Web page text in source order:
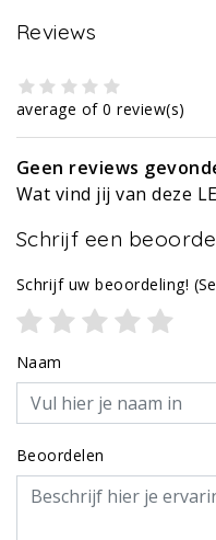
Reviews
average of 0 review(s)
Geen reviews
Wat vind jij van deze
Schrijf een
Schrijf uw beoordeling!
Naam
Beoordelen